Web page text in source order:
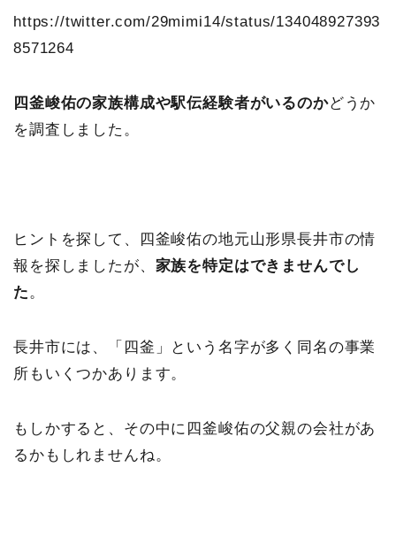
https://twitter.com/29mimi14/status/134048927393
8571264
四釜峻佑の家族構成や駅伝経験者がいるのかどうか
を調査しました。
ヒントを探して、四釜峻佑の地元山形県長井市の情
報を探しましたが、 家族を特定はできませんでし
た。
長井市には、「四釜」という名字が多く同名の事業
所もいくつかあります。
もしかすると、その中に四釜峻佑の父親の会社があ
るかもしれませんね。